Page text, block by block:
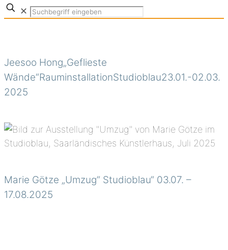
✕
Jeesoo Hong„Geflieste
Wände“RauminstallationStudioblau23.01.-02.03.
2025
Marie Götze „Umzug“ Studioblau“ 03.07. –
17.08.2025